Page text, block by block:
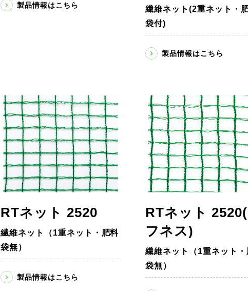
製品情報はこちら
繊維ネット(2重ネット・
袋付)
製品情報はこちら
RTネット 2520
繊維ネット（1重ネット・肥料
袋無）
製品情報はこちら
RTネット
フネス)
繊維ネット（1重ネット・
袋無）